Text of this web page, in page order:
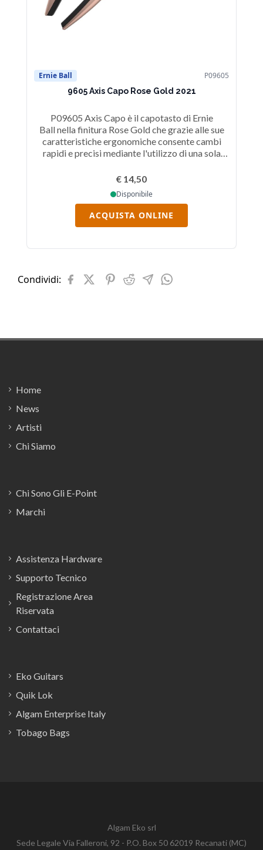
Ernie Ball P09605
9605 Axis Capo Rose Gold 2021
P09605 Axis Capo è il capotasto di Ernie
Ball nella finitura Rose Gold che grazie alle sue
caratteristiche ergonomiche consente cambi
rapidi e precisi mediante l'utilizzo di una sola
€ 14,50
Disponibile
ACQUISTA ONLINE
Condividi:
Home
News
Artisti
Chi Siamo
Chi Sono Gli E-Point
Marchi
Assistenza Hardware
Supporto Tecnico
Registrazione Area
Riservata
Contattaci
Eko Guitars
Quik Lok
Algam Enterprise Italy
Tobago Bags
Algam Eko srl
Sede Legale Via Falleroni, 92 - P.O. Box 50 62019 Recanati (MC)